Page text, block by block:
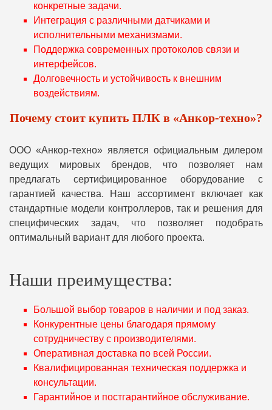
конкретные задачи.
Интеграция с различными датчиками и
исполнительными механизмами.
Поддержка современных протоколов связи и
интерфейсов.
Долговечность и устойчивость к внешним
воздействиям.
Почему стоит купить ПЛК в «Анкор-техно»?
ООО «Анкор-техно» является официальным дилером
ведущих мировых брендов, что позволяет нам
предлагать сертифицированное оборудование с
гарантией качества. Наш ассортимент включает как
стандартные модели контроллеров, так и решения для
специфических задач, что позволяет подобрать
оптимальный вариант для любого проекта.
Наши преимущества:
Большой выбор товаров в наличии и под заказ.
Конкурентные цены благодаря прямому
сотрудничеству с производителями.
Оперативная доставка по всей России.
Квалифицированная техническая поддержка и
консультации.
Гарантийное и постгарантийное обслуживание.